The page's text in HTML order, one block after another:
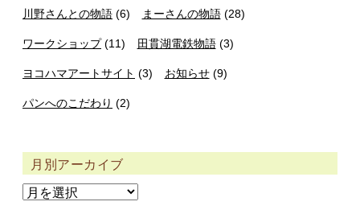
川野さんとの物語 (6) まーさんの物語(28)
ワークショップ(11) 田貫湖電鉄物語(3)
ヨコハマアートサイト (3) お知らせ(9)
パンへのこだわり (2)
月別アーカイブ